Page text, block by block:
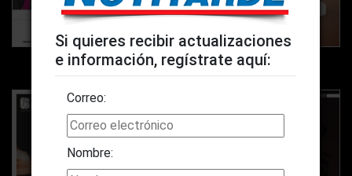
Pág. 40 Pág. 41
Si quieres recibir actualizaciones
e información, regístrate aquí:
Nombre:
Correo: